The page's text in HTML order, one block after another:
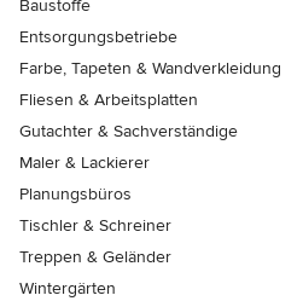
Baustoffe
Entsorgungsbetriebe
Farbe, Tapeten & Wandverkleidung
Fliesen & Arbeitsplatten
Gutachter & Sachverständige
Maler & Lackierer
Planungsbüros
Tischler & Schreiner
Treppen & Geländer
Wintergärten